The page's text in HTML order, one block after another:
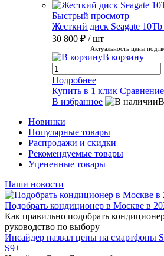
Быстрый просмотр
Жесткий диск Seagate
30 800 ₽ / шт
Актуальность цены
В корзину
Подробнее
Купить в 1 клик Сравнение
В избранное
Новинки
Популярные товары
Распродажи и скидки
Рекомендуемые товары
Уцененные товары
Наши новости
Подобрать кондиционер в Москве в
Как правильно подобрать
руководство по выбору
Инсайдер назвал цены на смартфоны
S9+